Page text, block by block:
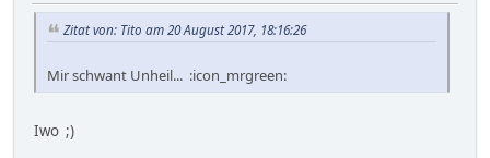
Zitat von: Tito am 20 August 2017, 18:16:26
Mir schwant Unheil... :icon_mrgreen:
Iwo ;)